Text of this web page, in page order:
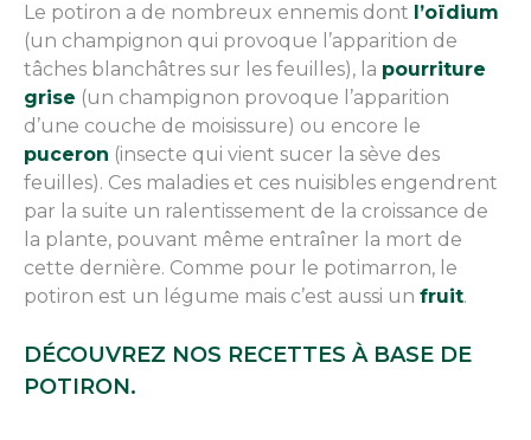
Le potiron a de nombreux ennemis dont l’oïdium
(un champignon qui provoque l’apparition de
tâches blanchâtres sur les feuilles), la pourriture
grise (un champignon provoque l’apparition
d’une couche de moisissure) ou encore le
puceron (insecte qui vient sucer la sève des
feuilles). Ces maladies et ces nuisibles engendrent
par la suite un ralentissement de la croissance de
la plante, pouvant même entraîner la mort de
cette dernière. Comme pour le potimarron, le
potiron est un légume mais c’est aussi un fruit.
DÉCOUVREZ NOS RECETTES À BASE DE
POTIRON.